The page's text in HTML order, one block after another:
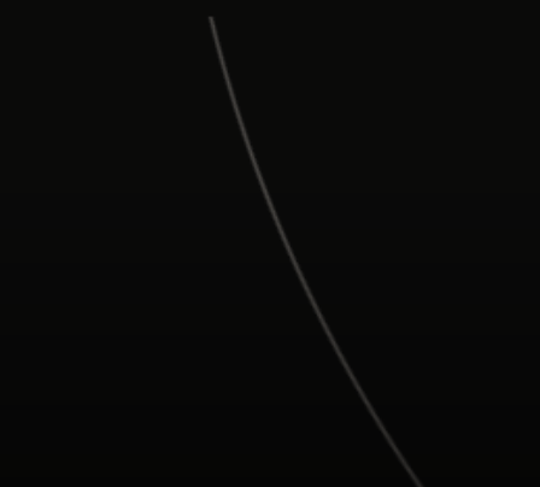
Para empresas